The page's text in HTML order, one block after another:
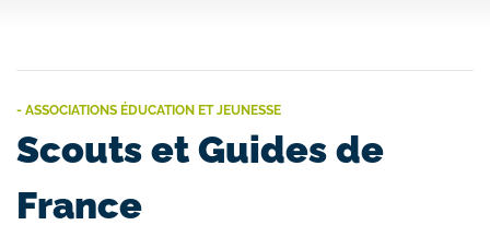
- ASSOCIATIONS ÉDUCATION ET JEUNESSE
Scouts et Guides de
France